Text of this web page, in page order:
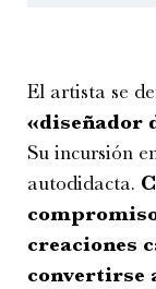
El artista se
«diseñador
Su incursión
autodidacta.
creaciones
convertirse